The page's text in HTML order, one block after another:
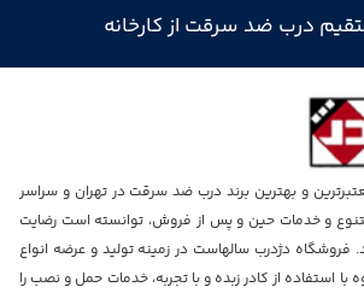
درب ضد سرقت از کارخانه
و بهترین برند درب ضد سرقت در تهران و سراسر
و خدمات حین و پس از فروش، توانسته است رضایت
فروشگاه دژدرب سالهاست در زمینه تولید و عرضه انواع
با استفاده از کادر زبده و با تجربه، خدمات حمل و نصب را